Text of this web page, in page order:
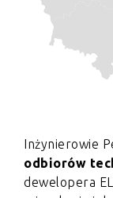
Inżynierowie
odbiorów
dewelopera